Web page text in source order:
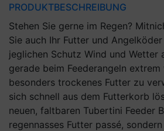
PRODUKTBESCHREIBUNG
Stehen Sie gerne im Regen?
Sie auch Ihr Futter und
jeglichen Schutz Wind und Wetter
gerade beim Feederangeln
besonders trockenes Futter zu
sich schnell aus dem Futterkorb
neuen, faltbaren Tubertini Feeder
regennasses Futter passé,